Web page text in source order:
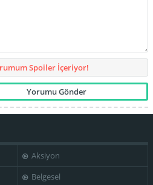
Fuller Viva
Spoiler İçeriyor!
Aksiyon
Belgesel